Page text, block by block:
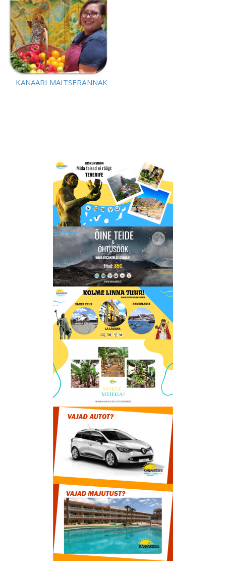
KANAARI MAITSERÄNNAK